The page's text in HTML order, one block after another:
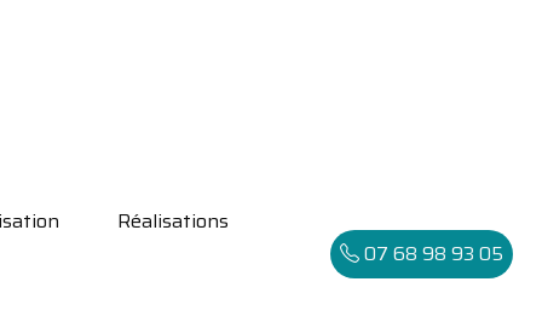
Réalisations
07 68 98 93 05